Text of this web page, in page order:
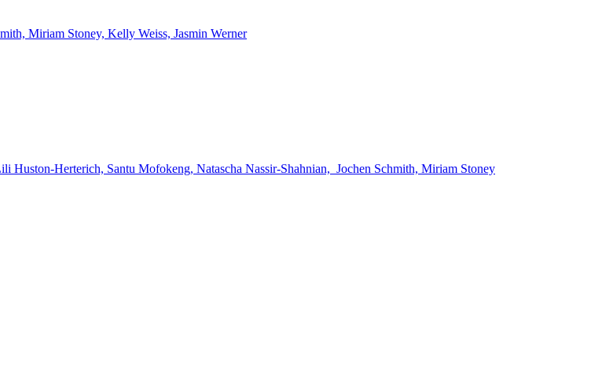
Miriam Stoney, Kelly Weiss, Jasmin Werner
Herterich, Santu Mofokeng, Natascha Nassir-Shahnian, Jochen Schmith, Miriam Stoney